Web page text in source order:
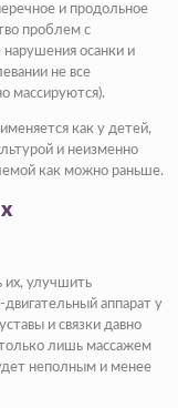
и продольное
проблем с
нарушения осанки и
не все
массируются).
как у детей,
и неизменно
как можно раньше.
их, улучшить
аппарат у
и связки давно
лишь массажем
неполным и менее